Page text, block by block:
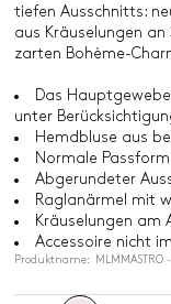
tiefen Ausschnitts:
aus Kräuselungen
zarten Bohème-
Das
unter
Hemdbluse aus
Normale Passform
Abgerundeter
Raglanärmel mit
Kräuselungen am
Accessoire nicht
Produktname: MLMMASTRO -